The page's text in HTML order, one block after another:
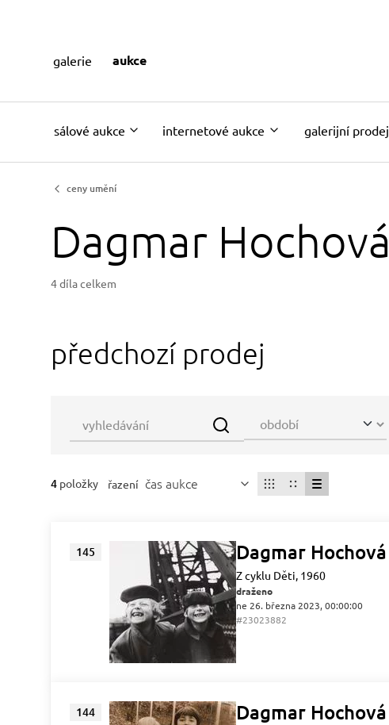
sálové aukce internetové aukce galerijní prodej
galerie aukce
ceny umění
Dagmar Hochová
4 díla celkem
předchozí prodej
4 položky řazení čas aukce
145 Dagmar Hochová
Z cyklu Děti, 1960
draženo
ne 26. března 2023, 00:00:00
#23023882
144 Dagmar Hochová